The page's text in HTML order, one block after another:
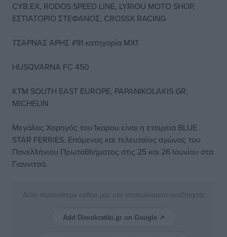
CYB.EX, RODOS SPEED LINE, LYRIOU MOTO SHOP,
ΕΣΤΙΑΤΟΡΙΟ ΣΤΕΦΑΝΟΣ, CROSSX RACING
ΤΣΑΡΝΑΣ ΑΡΗΣ #91 κατηγορία ΜΧ1
HUSQVARNA FC 450
KTM SOUTH EAST EUROPE, PAPANIKOLAKIS.GR,
MICHELIN
Μεγάλος Χορηγός του Ίκαρου είναι η εταιρεία BLUE
STAR FERRIES. Επόμενος και τελευταίος αγώνας του
Πανελλήνιου Πρωταθλήματος στις 25 και 26 Ιουνίου στα
Γιαννιτσά.
Δείτε περισσότερα άρθρα μας στα αποτελέσματα αναζήτησης
Add Dimokratiki.gr on Google ↗